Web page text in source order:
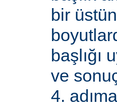
bir
başlığı
ve
4.